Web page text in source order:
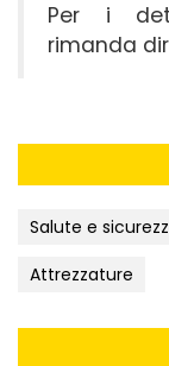
Per i
rimanda
Salute e
Attrezzature